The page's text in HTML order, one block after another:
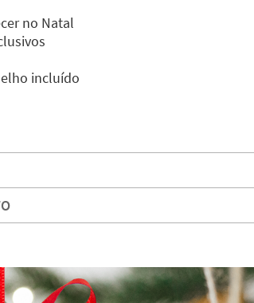
no Natal
incluído